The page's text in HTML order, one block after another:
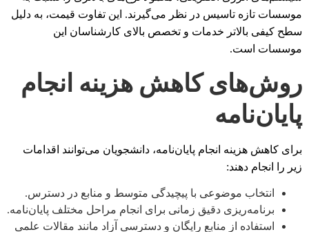
موسسات تازه تاسیس در نظر می‌گیرند. این تفاوت قیمت، به دلیل
سطح کیفی بالاتر خدمات و تخصص بالای کارشناسان این
موسسات است.
روش‌های کاهش هزینه انجام
پایان‌نامه
برای کاهش هزینه انجام پایان‌نامه، دانشجویان می‌توانند اقدامات
زیر را انجام دهند:
انتخاب موضوعی با پیچیدگی متوسط و منابع در دسترس.
برنامه‌ریزی دقیق زمانی برای انجام مراحل مختلف پایان‌نامه.
استفاده از منابع رایگان و دسترسی آزاد مانند مقالات علمی